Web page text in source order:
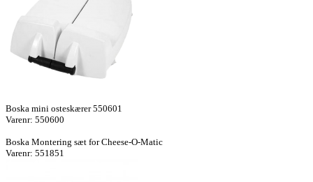
Boska mini osteskærer 550601
Varenr: 550600
Boska Montering sæt for Cheese-O-Matic
Varenr: 551851